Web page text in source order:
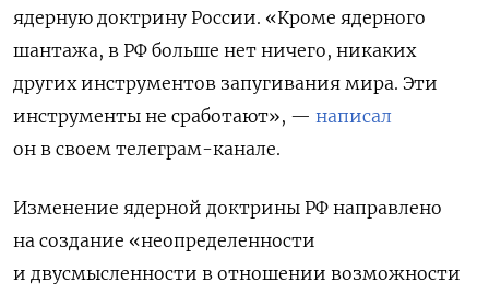
ядерную доктрину России. «Кроме ядерного
шантажа, в РФ больше нет ничего, никаких
других инструментов запугивания мира. Эти
инструменты не сработают», — написал
он в своем телеграм-канале.
Изменение ядерной доктрины РФ направлено
на создание «неопределенности
и двусмысленности в отношении возможности